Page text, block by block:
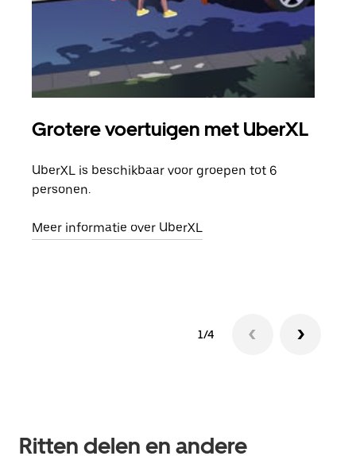
Grotere voertuigen met UberXL
UberXL is beschikbaar voor groepen tot 6
personen.
Meer informatie over UberXL
1/4
Ritten delen en andere